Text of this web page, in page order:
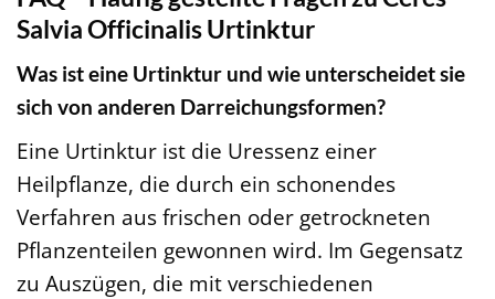
Salvia Officinalis Urtinktur
Was ist eine Urtinktur und wie unterscheidet sie
sich von anderen Darreichungsformen?
Eine Urtinktur ist die Uressenz einer
Heilpflanze, die durch ein schonendes
Verfahren aus frischen oder getrockneten
Pflanzenteilen gewonnen wird. Im Gegensatz
zu Auszügen, die mit verschiedenen